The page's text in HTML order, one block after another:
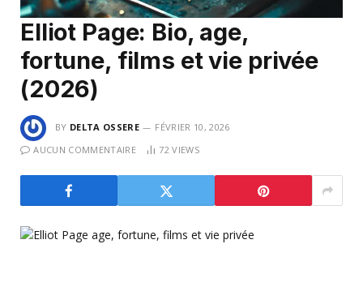
Elliot Page: Bio, age,
fortune, films et vie privée
(2026)
BY DELTA OSSERE
FÉVRIER 10, 2026
AUCUN COMMENTAIRE
72VIEWS